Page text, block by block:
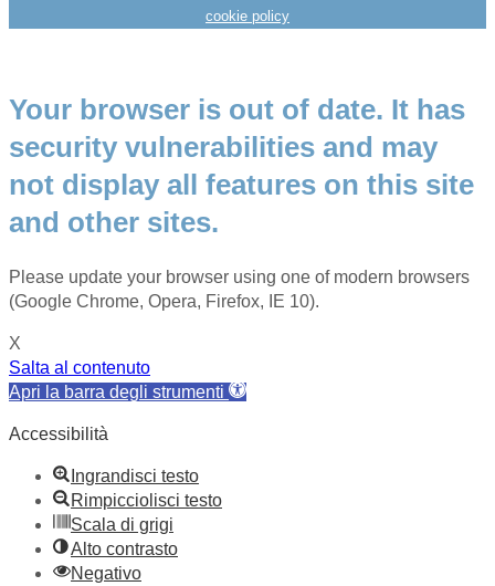
cookie policy
Your browser is out of date. It has
security vulnerabilities and may
not display all features on this site
and other sites.
Please update your browser using one of modern browsers
(Google Chrome, Opera, Firefox, IE 10).
X
Salta al contenuto
Apri la barra degli strumenti
Accessibilità
Ingrandisci testo
Rimpicciolisci testo
Scala di grigi
Alto contrasto
Negativo